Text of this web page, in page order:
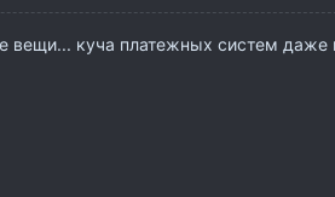
вещи... куча платежных систем